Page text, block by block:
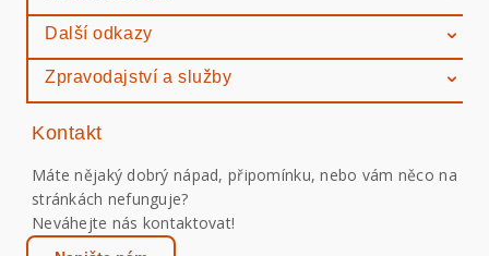
Další odkazy
Zpravodajství a služby
Kontakt
Máte nějaký dobrý nápad, připomínku, nebo vám něco na
stránkách nefunguje?
Neváhejte nás kontaktovat!